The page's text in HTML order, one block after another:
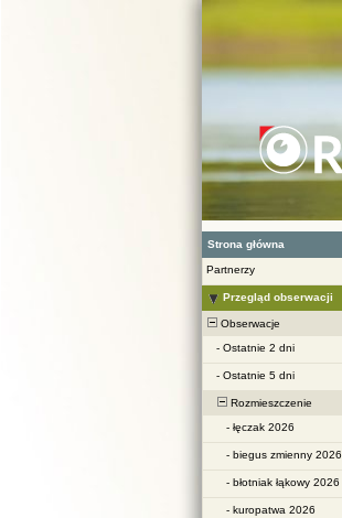
Strona główna
Partnerzy
Przegląd obserwacji
Obserwacje
- Ostatnie 2 dni
- Ostatnie 5 dni
Rozmieszczenie
- łęczak 2026
- biegus zmienny 2026
- błotniak łąkowy 2026
- kuropatwa 2026